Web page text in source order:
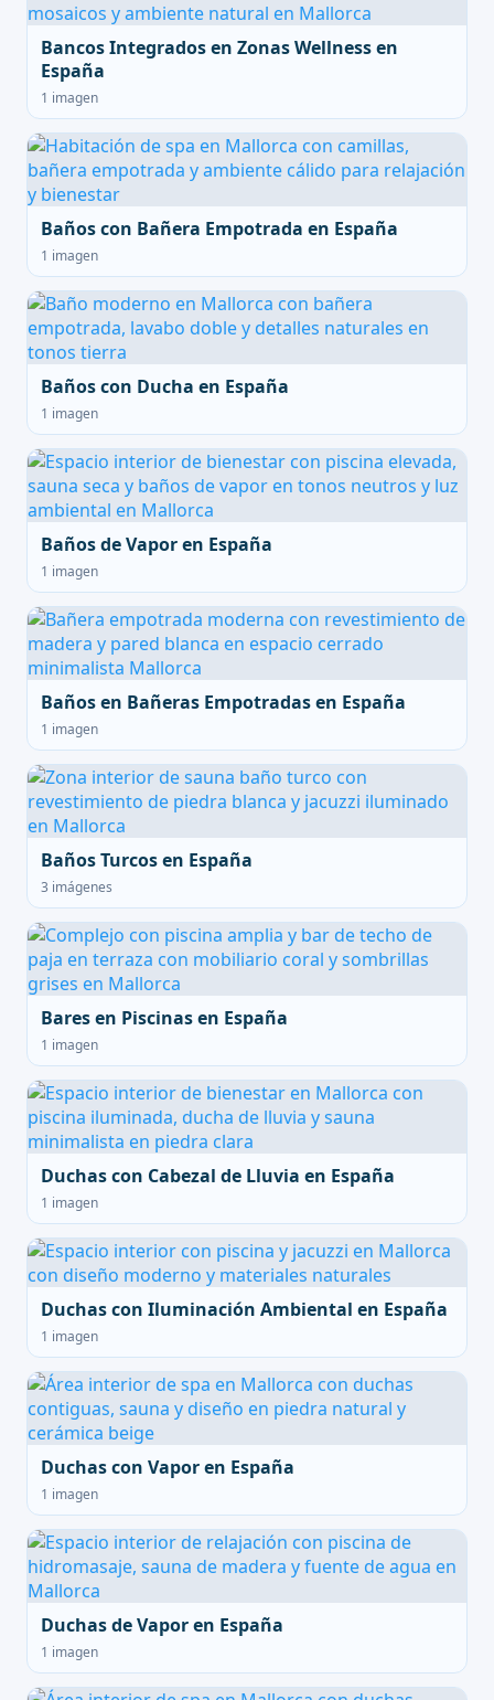
Bancos Integrados en Zonas Wellness en
España
1 imagen
Baños con Bañera Empotrada en España
1 imagen
Baños con Ducha en España
1 imagen
Baños de Vapor en España
1 imagen
Baños en Bañeras Empotradas en España
1 imagen
Baños Turcos en España
3 imágenes
Bares en Piscinas en España
1 imagen
Duchas con Cabezal de Lluvia en España
1 imagen
Duchas con Iluminación Ambiental en España
1 imagen
Duchas con Vapor en España
1 imagen
Duchas de Vapor en España
1 imagen